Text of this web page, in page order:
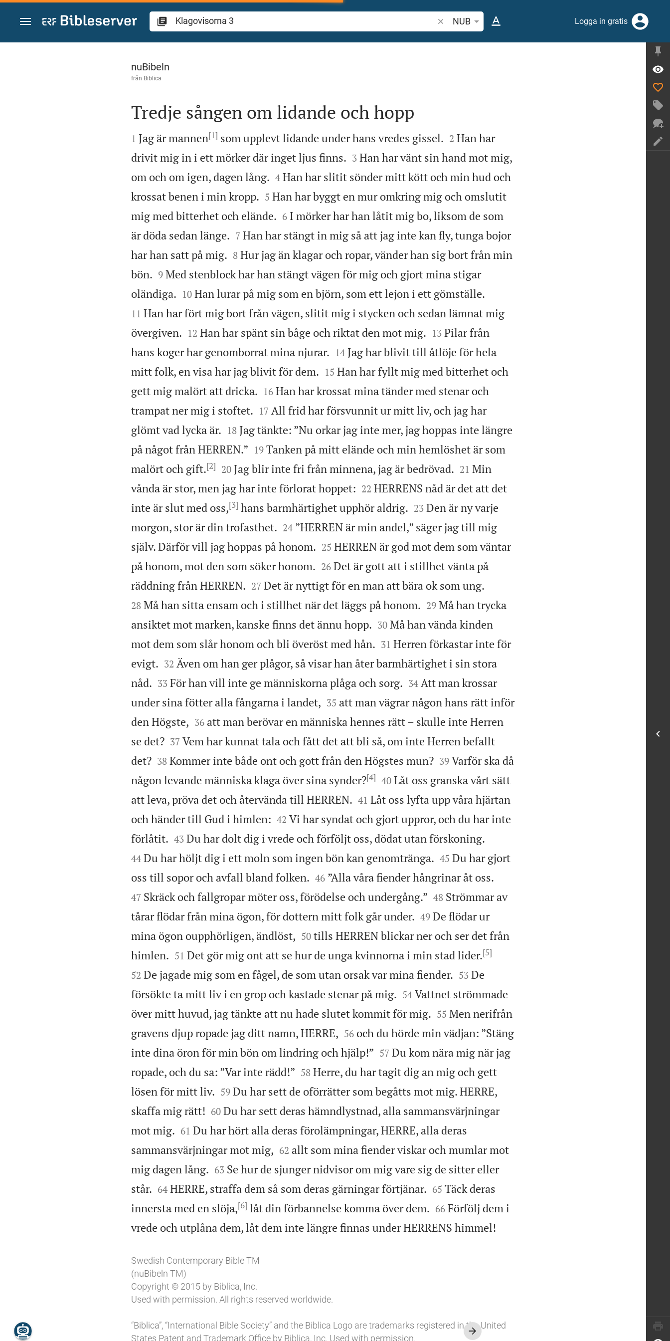
Hoppa till innehåll
Sök bibelvers eller ord
NUB Logga in gratis
Klagovisorna 3
nuBibeln
från Biblica

Tredje sången om lidande och hopp

1 Jag är mannen[1] som upplevt lidande under hans vredes gissel.
2 Han har
drivit mig in i ett mörker där inget ljus finns.
3 Han har vänt sin hand mot mig,
om och om igen, dagen lång.
4 Han har slitit sönder mitt kött och min hud och
krossat benen i min kropp.
5 Han har byggt en mur omkring mig och omslutit
mig med bitterhet och elände.
6 I mörker har han låtit mig bo, liksom de som
är döda sedan länge.
7 Han har stängt in mig så att jag inte kan fly, tunga bojor
har han satt på mig.
8 Hur jag än klagar och ropar, vänder han sig bort från min
bön.
9 Med stenblock har han stängt vägen för mig och gjort mina stigar
oländiga.
10 Han lurar på mig som en björn, som ett lejon i ett gömställe.
11 Han har fört mig bort från vägen, slitit mig i stycken och sedan lämnat mig
övergiven.
12 Han har spänt sin båge och riktat den mot mig.
13 Pilar från
hans koger har genomborrat mina njurar.
14 Jag har blivit till åtlöje för hela
mitt folk, en visa har jag blivit för dem.
15 Han har fyllt mig med bitterhet och
gett mig malört att dricka.
16 Han har krossat mina tänder med stenar och
trampat ner mig i stoftet.
17 All frid har försvunnit ur mitt liv, och jag har
glömt vad lycka är.
18 Jag tänkte: ”Nu orkar jag inte mer, jag hoppas inte längre
på något från HERREN.”
19 Tanken på mitt elände och min hemlöshet är som
malört och gift.[2]
20 Jag blir inte fri från minnena, jag är bedrövad.
21 Min
vånda är stor, men jag har inte förlorat hoppet:
22 HERRENS nåd är det att det
inte är slut med oss,[3] hans barmhärtighet upphör aldrig.
23 Den är ny varje
morgon, stor är din trofasthet.
24 ”HERREN är min andel,” säger jag till mig
själv. Därför vill jag hoppas på honom.
25 HERREN är god mot dem som väntar
på honom, mot den som söker honom.
26 Det är gott att i stillhet vänta på
räddning från HERREN.
27 Det är nyttigt för en man att bära ok som ung.
28 Må han sitta ensam och i stillhet när det läggs på honom.
29 Må han trycka
ansiktet mot marken, kanske finns det ännu hopp.
30 Må han vända kinden
mot dem som slår honom och bli överöst med hån.
31 Herren förkastar inte för
evigt.
32 Även om han ger plågor, så visar han åter barmhärtighet i sin stora
nåd.
33 För han vill inte ge människorna plåga och sorg.
34 Att man krossar
under sina fötter alla fångarna i landet,
35 att man vägrar någon hans rätt inför
den Högste,
36 att man berövar en människa hennes rätt – skulle inte Herren
se det?
37 Vem har kunnat tala och fått det att bli så, om inte Herren befallt
det?
38 Kommer inte både ont och gott från den Högstes mun?
39 Varför ska då
någon levande människa klaga över sina synder?[4]
40 Låt oss granska vårt sätt
att leva, pröva det och återvända till HERREN.
41 Låt oss lyfta upp våra hjärtan
och händer till Gud i himlen:
42 Vi har syndat och gjort uppror, och du har inte
förlåtit.
43 Du har dolt dig i vrede och förföljt oss, dödat utan förskoning.
44 Du har höljt dig i ett moln som ingen bön kan genomtränga.
45 Du har gjort
oss till sopor och avfall bland folken.
46 ”Alla våra fiender hångrinar åt oss.
47 Skräck och fallgropar möter oss, förödelse och undergång.”
48 Strömmar av
tårar flödar från mina ögon, för dottern mitt folk går under.
49 De flödar ur
mina ögon oupphörligen, ändlöst,
50 tills HERREN blickar ner och ser det från
himlen.
51 Det gör mig ont att se hur de unga kvinnorna i min stad lider.[5]
52 De jagade mig som en fågel, de som utan orsak var mina fiender.
53 De
försökte ta mitt liv i en grop och kastade stenar på mig.
54 Vattnet strömmade
över mitt huvud, jag tänkte att nu hade slutet kommit för mig.
55 Men nerifrån
gravens djup ropade jag ditt namn, HERRE,
56 och du hörde min vädjan: ”Stäng
inte dina öron för min bön om lindring och hjälp!”
57 Du kom nära mig när jag
ropade, och du sa: ”Var inte rädd!”
58 Herre, du har tagit dig an mig och gett
lösen för mitt liv.
59 Du har sett de oförrätter som begåtts mot mig. HERRE,
skaffa mig rätt!
60 Du har sett deras hämndlystnad, alla sammansvärjningar
mot mig.
61 Du har hört alla deras förolämpningar, HERRE, alla deras
sammansvärjningar mot mig,
62 allt som mina fiender viskar och mumlar mot
mig dagen lång.
63 Se hur de sjunger nidvisor om mig vare sig de sitter eller
står.
64 HERRE, straffa dem så som deras gärningar förtjänar.
65 Täck deras
innersta med en slöja,[6] låt din förbannelse komma över dem.
66 Förfölj dem i
vrede och utplåna dem, låt dem inte längre finnas under HERRENS himmel!
Swedish Contemporary Bible TM
(nuBibeln TM)
Copyright © 2015 by Biblica, Inc.
Used with permission. All rights reserved worldwide.
“Biblica”, “International Bible Society” and the Biblica Logo are trademarks registered in the United
States Patent and Trademark Office by Biblica, Inc. Used with permission.